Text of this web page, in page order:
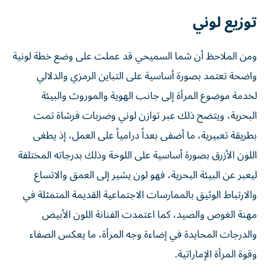
توزيع لوني
ومن الملاحظ أن شما السميحي قد عملت على وضع خطة لونية
واضحة تعتمد بصورة أساسية على التباين الرمزي والدلالي
لخدمة موضوع المرأة إلى جانب الهوية والموروث والبيئة
البحرية، ويتضح ذلك عبر توازن لوني وضربات فرشاة تمت
بطريقة تعبيرية، ما أضفى بعداً درامياً على العمل، إذ يطغى
اللون الأزرق بصورة أساسية على اللوحة وذلك بدرجاته المختلفة
ليعبر عن البيئة البحرية، فهو لون يشير إلى العمق والاتساع
والارتباط الوثيق بالممارسات الاجتماعية القديمة المتمثلة في
مهنة الغوص والصيد، كما اعتمدت الفنانة اللون الأبيض
والدرجات المحايدة في إضاءة وجه المرأة، ما يعكس الصفاء
وقوة المرأة الإماراتية.